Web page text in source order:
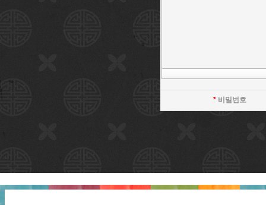
* 비밀번호